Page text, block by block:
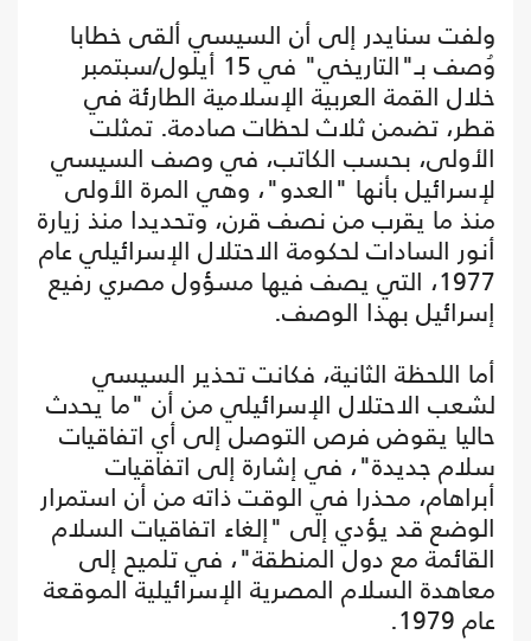
ولفت سنايدر إلى أن السيسي ألقى خطابا
وُصف بـ"التاريخي" في 15 أيلول/سبتمبر
خلال القمة العربية الإسلامية الطارئة في
قطر، تضمن ثلاث لحظات صادمة. تمثلت
الأولى، بحسب الكاتب، في وصف السيسي
لإسرائيل بأنها "العدو"، وهي المرة الأولى
منذ ما يقرب من نصف قرن، وتحديدا منذ زيارة
أنور السادات لحكومة الاحتلال الإسرائيلي عام
1977، التي يصف فيها مسؤول مصري رفيع
إسرائيل بهذا الوصف.
أما اللحظة الثانية، فكانت تحذير السيسي
لشعب الاحتلال الإسرائيلي من أن "ما يحدث
حاليا يقوض فرص التوصل إلى أي اتفاقيات
سلام جديدة"، في إشارة إلى اتفاقيات
أبراهام، محذرا في الوقت ذاته من أن استمرار
الوضع قد يؤدي إلى "إلغاء اتفاقيات السلام
القائمة مع دول المنطقة"، في تلميح إلى
معاهدة السلام المصرية الإسرائيلية الموقعة
عام 1979.